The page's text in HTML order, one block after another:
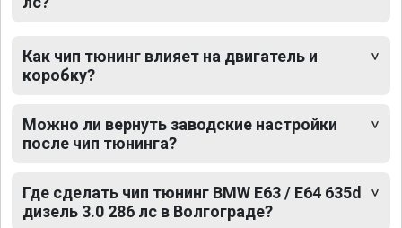
Как чип тюнинг влияет на двигатель и
коробку?
Можно ли вернуть заводские настройки
после чип тюнинга?
Где сделать чип тюнинг BMW E63 / E64 635d
дизель 3.0 286 лс в Волгограде?